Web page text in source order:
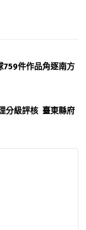
759件作品角逐南方
分級評核 臺東縣府